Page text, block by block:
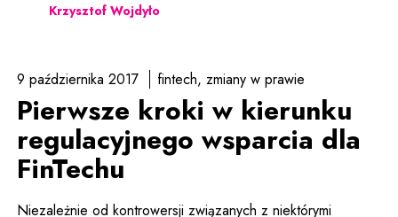
Krzysztof Wojdyło
9 października 2017 fintech zmiany w prawie
Pierwsze kroki w kierunku
regulacyjnego wsparcia dla
FinTechu
Niezależnie od kontrowersji związanych z niektórymi